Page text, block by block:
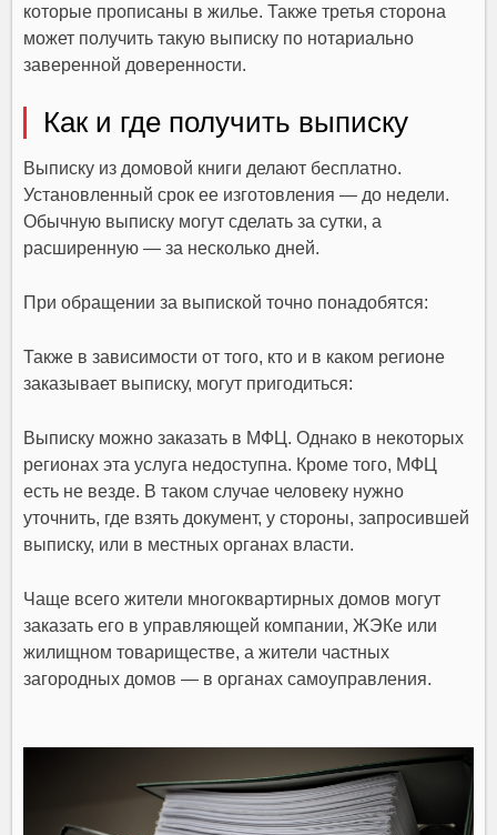
которые прописаны в жилье. Также третья сторона
может получить такую выписку по нотариально
заверенной доверенности.
Как и где получить выписку
Выписку из домовой книги делают бесплатно.
Установленный срок ее изготовления — до недели.
Обычную выписку могут сделать за сутки, а
расширенную — за несколько дней.
При обращении за выпиской точно понадобятся:
Также в зависимости от того, кто и в каком регионе
заказывает выписку, могут пригодиться:
Выписку можно заказать в МФЦ. Однако в некоторых
регионах эта услуга недоступна. Кроме того, МФЦ
есть не везде. В таком случае человеку нужно
уточнить, где взять документ, у стороны, запросившей
выписку, или в местных органах власти.
Чаще всего жители многоквартирных домов могут
заказать его в управляющей компании, ЖЭКе или
жилищном товариществе, а жители частных
загородных домов — в органах самоуправления.